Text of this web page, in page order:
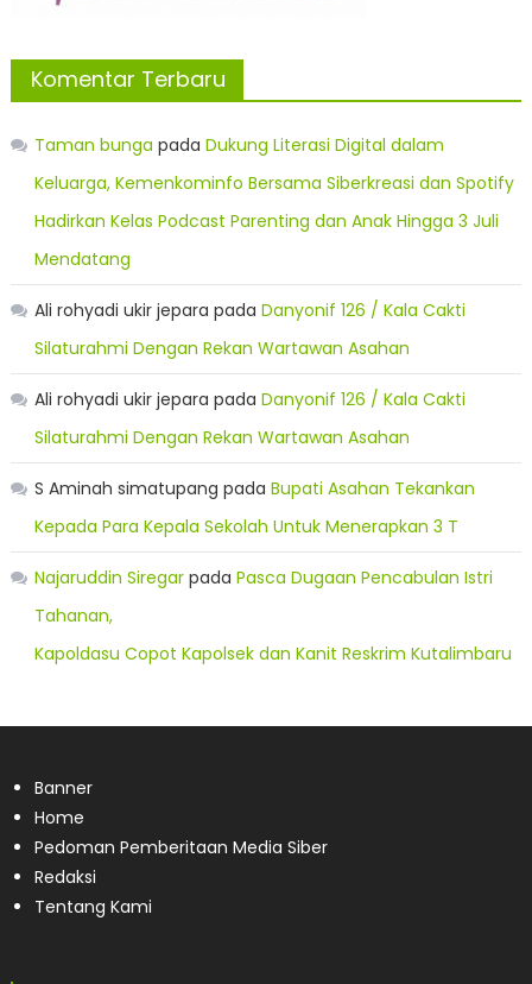
Komentar Terbaru
Taman bunga pada Dukung Literasi Digital dalam
Keluarga, Kemenkominfo Bersama Siberkreasi dan Spotify
Hadirkan Kelas Podcast Parenting dan Anak Hingga 3 Juli
Mendatang
Ali rohyadi ukir jepara pada Danyonif 126 / Kala Cakti
Silaturahmi Dengan Rekan Wartawan Asahan
Ali rohyadi ukir jepara pada Danyonif 126 / Kala Cakti
Silaturahmi Dengan Rekan Wartawan Asahan
S Aminah simatupang pada Bupati Asahan Tekankan
Kepada Para Kepala Sekolah Untuk Menerapkan 3 T
Najaruddin Siregarpada Pasca Dugaan Pencabulan Istri
Tahanan,
Kapoldasu Copot Kapolsek dan Kanit Reskrim Kutalimbaru
Banner
Home
Pedoman Pemberitaan Media Siber
Redaksi
Tentang Kami